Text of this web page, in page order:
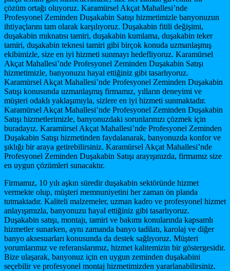
çözüm ortağı oluyoruz. Karamürsel Akçat Mahallesi’nde
Profesyonel Zeminden Duşakabin Satışı hizmetimizle banyonuzun
ihtiyaçlarını tam olarak karşılıyoruz. Duşakabin fitili değişimi,
duşakabin mıknatısı tamiri, duşakabin kumlama, duşakabin teker
tamiri, duşakabin teknesi tamiri gibi birçok konuda uzmanlaşmış
ekibimizle, size en iyi hizmeti sunmayı hedefliyoruz. Karamürsel
Akçat Mahallesi’nde Profesyonel Zeminden Duşakabin Satışı
hizmetimizle, banyonuzu hayal ettiğiniz gibi tasarlıyoruz.
Karamürsel Akçat Mahallesi’nde Profesyonel Zeminden Duşakabin
Satışı konusunda uzmanlaşmış firmamız, yılların deneyimi ve
müşteri odaklı yaklaşımıyla, sizlere en iyi hizmeti sunmaktadır.
Karamürsel Akçat Mahallesi’nde Profesyonel Zeminden Duşakabin
Satışı hizmetlerimizle, banyonuzdaki sorunlarınızı çözmek için
buradayız. Karamürsel Akçat Mahallesi’nde Profesyonel Zeminden
Duşakabin Satışı hizmetinden faydalanarak, banyonuzda konfor ve
şıklığı bir araya getirebilirsiniz. Karamürsel Akçat Mahallesi’nde
Profesyonel Zeminden Duşakabin Satışı arayışınızda, firmamız size
en uygun çözümleri sunacaktır.
Firmamız, 10 yılı aşkın süredir duşakabin sektöründe hizmet
vermekte olup, müşteri memnuniyetini her zaman ön planda
tutmaktadır. Kaliteli malzemeler, uzman kadro ve profesyonel hizmet
anlayışımızla, banyonuzu hayal ettiğiniz gibi tasarlıyoruz.
Duşakabin satışı, montajı, tamiri ve bakımı konularında kapsamlı
hizmetler sunarken, aynı zamanda banyo tadilatı, karolaj ve diğer
banyo aksesuarları konusunda da destek sağlıyoruz. Müşteri
yorumlarımız ve referanslarımız, hizmet kalitemizin bir göstergesidir.
Bize ulaşarak, banyonuz için en uygun zeminden duşakabini
seçebilir ve profesyonel montaj hizmetimizden yararlanabilirsiniz.